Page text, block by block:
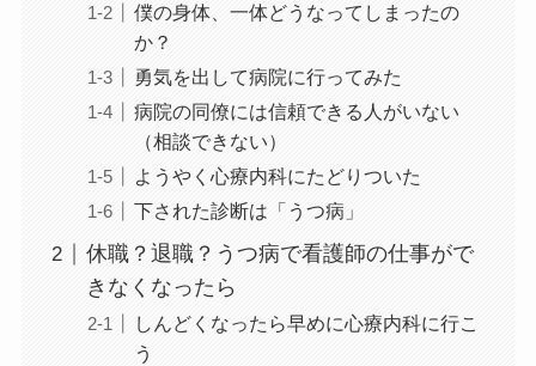
僕の身体、一体どうなってしまったの
か？
勇気を出して病院に行ってみた
病院の同僚には信頼できる人がいない
（相談できない）
ようやく心療内科にたどりついた
下された診断は「うつ病」
休職？退職？うつ病で看護師の仕事がで
きなくなったら
しんどくなったら早めに心療内科に行こ
う